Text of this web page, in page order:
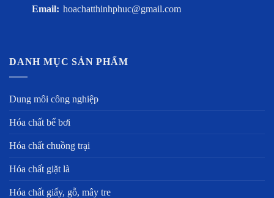
Email: hoachatthinhphuc@gmail.com
DANH MỤC SẢN PHẨM
Dung môi công nghiệp
Hóa chất bể bơi
Hóa chất chuồng trại
Hóa chất giặt là
Hóa chất giấy, gỗ, mây tre